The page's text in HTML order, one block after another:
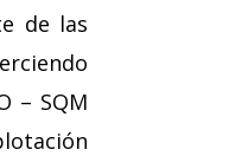
de las
– SQM